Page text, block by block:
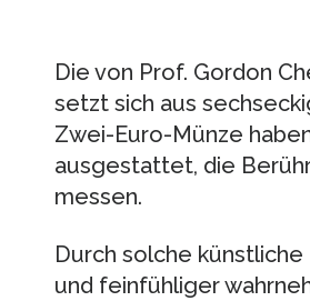
Die von Prof. Gordon
setzt sich aus
Zwei-Euro-Münze
ausgestattet, die
messen.
Durch solche
und feinfühliger